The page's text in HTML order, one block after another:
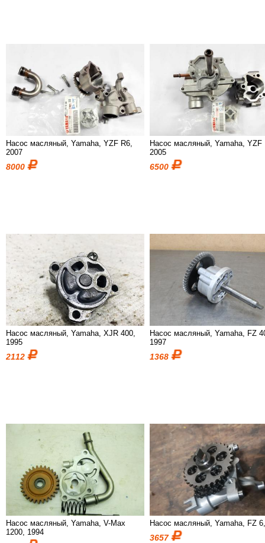
Насос масляный, Yamaha, YZF R6,
2007
8000
Насос масляный, Yamaha, YZF
2005
6500
Насос масляный, Yamaha, XJR 400,
1995
2112
Насос масляный, Yamaha, FZ
1997
1368
Насос масляный, Yamaha, V-Max
1200, 1994
Насос масляный, Yamaha, FZ
3657